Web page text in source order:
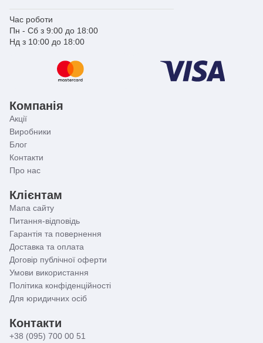
Час роботи
Пн - Сб з 9:00 до 18:00
Нд з 10:00 до 18:00
Компанія
Акції
Виробники
Блог
Контакти
Про нас
Клієнтам
Мапа сайту
Питання-відповідь
Гарантія та повернення
Доставка та оплата
Договір публічної оферти
Умови використання
Політика конфіденційності
Для юридичних осіб
Контакти
+38 (095) 700 00 51